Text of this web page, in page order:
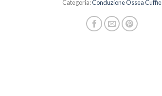
Categoria:Conduzione Ossea Cuffie